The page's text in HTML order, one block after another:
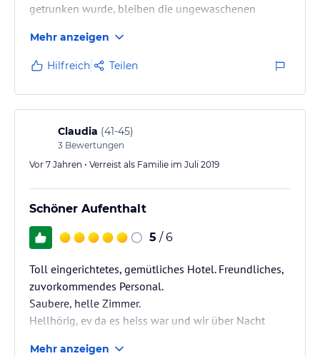
getrunken wurde, bleiben die ungewaschenen
relativ dazu recht teuer... aber ansonsten nettes
Personal. Ich wohne dort seit > 10 Jahren immer
wieder, wenn das Preis-Leistungsverhältnis weiter
auseinander geht, eher nicht mehr.
Mehr anzeigen
Hilfreich Teilen
Claudia (41-45)
3 Bewertungen
Vor 7 Jahren • Verreist als Familie im Juli 2019
Schöner Aufenthalt
5 / 6
Toll eingerichtetes, gemütliches Hotel. Freundliches,
zuvorkommendes Personal.
Saubere, helle Zimmer.
Hellhörig, ev da es heiss war und wir über Nacht
Mehr anzeigen